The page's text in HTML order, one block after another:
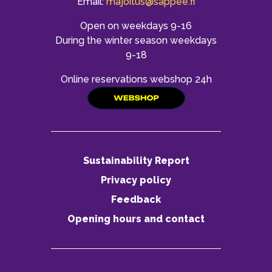
Open on weekdays 9-16
During the winter season weekdays
9-18
Online reservations webshop 24h
Sustainability Report
Privacy policy
Feedback
Opening hours and contact